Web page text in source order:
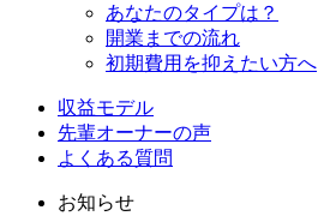
あなたのタイプは？
開業までの流れ
初期費用を抑えたい方へ
収益モデル
先輩オーナーの声
よくある質問
お知らせ